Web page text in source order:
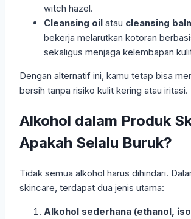
witch hazel.
Cleansing oil atau cleansing
bekerja melarutkan kotoran
sekaligus menjaga kelembapan
Dengan alternatif ini, kamu tetap bisa
bersih tanpa risiko kulit kering atau iritasi.
Alkohol dalam Produk
Apakah Selalu Buruk?
Tidak semua alkohol harus dihindari.
skincare, terdapat dua jenis utama:
Alkohol sederhana (ethanol,